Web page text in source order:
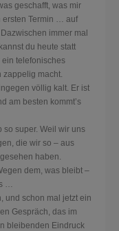
geschafft, was mir
ersten Termin … auf
immer mal
du heute statt
ein telefonisches
zappelig macht.
völlig kalt. Er ist
am besten kommt’s
super. Weil wir uns
die wir so – aus
haben.
dem, was bleibt –
…
und schon mal jetzt ein
Gespräch, das im
bleibenden Eindruck